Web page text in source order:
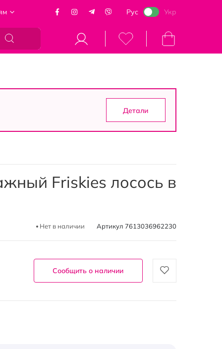
Рус Укр
Моя корзина
Детали
Friskies лосось в
Нет в наличии Артикул 7613036962230
Сообщить о наличии